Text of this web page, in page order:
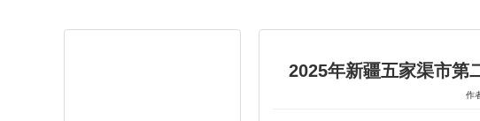
2025年新疆五家渠市第
作